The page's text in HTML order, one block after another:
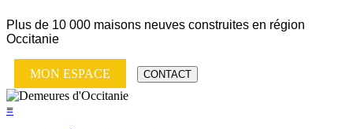
Plus de 10 000 maisons neuves construites en région
Occitanie
MON ESPACE CONTACT
≡